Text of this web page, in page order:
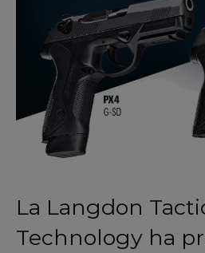
La Langdon
Technology ha